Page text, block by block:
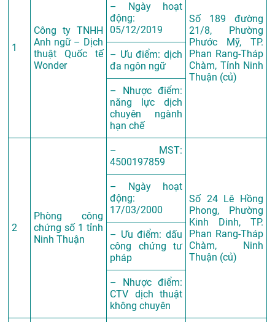
1
Công ty TNHH
Anh ngữ – Dịch
thuật Quốc tế
Wonder
Số 189 đường
21/8, Phường
Phước Mỹ, TP.
Phan Rang-Tháp
Chàm, Tỉnh Ninh
Thuận (củ)
– Ngày hoạt
động:
05/12/2019
– Ưu điểm: dịch
đa ngôn ngữ
– Nhược điểm:
năng lực dịch
chuyên ngành
hạn chế
2
Phòng công
chứng số 1 tỉnh
Ninh Thuận
– MST:
4500197859
Số 24 Lê Hồng
Phong, Phường
Kinh Dinh, TP.
Phan Rang-Tháp
Chàm, Ninh
Thuận (củ)
– Ngày hoạt
động:
17/03/2000
– Ưu điểm: dấu
công chứng tư
pháp
– Nhược điểm:
CTV dịch thuật
không chuyên